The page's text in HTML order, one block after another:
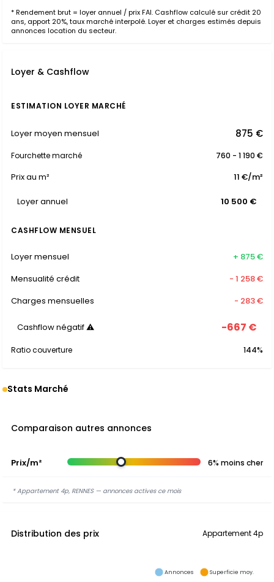
* Rendement brut = loyer annuel / prix FAI. Cashflow calculé sur crédit 20
ans, apport 20%, taux marché interpolé. Loyer et charges estimés depuis
annonces location du secteur.
Loyer & Cashflow
ESTIMATION LOYER MARCHÉ
Loyer moyen mensuel 875 €
Fourchette marché 760 - 1 190 €
Prix au m² 11 €/m²
Loyer annuel 10 500 €
CASHFLOW MENSUEL
Loyer mensuel
+ 875 €
Mensualité crédit
- 1 258 €
Charges mensuelles
- 283 €
Cashflow négatif ⚠ -667 €
Ratio couverture 144%
Stats Marché
Comparaison autres annonces
Prix/m² 6% moins cher
* Appartement 4p, RENNES — annonces actives ce mois
Distribution des prix Appartement 4p
Annonces Superficie moy.